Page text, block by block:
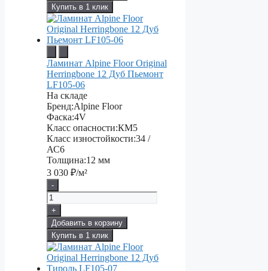
Купить в 1 клик
Ламинат Alpine Floor Original
Herringbone 12 Дуб Пьемонт
LF105-06
На складе
Бренд:Alpine Floor
Фаска:4V
Класс опасности:КМ5
Класс изностойкости:34 /
АС6
Толщина:12 мм
3 030 ₽/м²
-
+
Добавить в корзину
Купить в 1 клик